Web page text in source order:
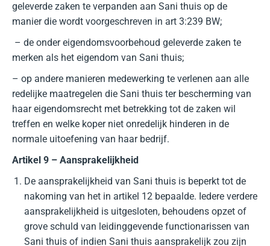
geleverde zaken te verpanden aan Sani thuis op de
manier die wordt voorgeschreven in art 3:239 BW;
– de onder eigendomsvoorbehoud geleverde zaken te
merken als het eigendom van Sani thuis;
– op andere manieren medewerking te verlenen aan alle
redelijke maatregelen die Sani thuis ter bescherming van
haar eigendomsrecht met betrekking tot de zaken wil
treffen en welke koper niet onredelijk hinderen in de
normale uitoefening van haar bedrijf.
Artikel 9 – Aansprakelijkheid
De aansprakelijkheid van Sani thuis is beperkt tot de
nakoming van het in artikel 12 bepaalde. Iedere verdere
aansprakelijkheid is uitgesloten, behoudens opzet of
grove schuld van leidinggevende functionarissen van
Sani thuis of indien Sani thuis aansprakelijk zou zijn